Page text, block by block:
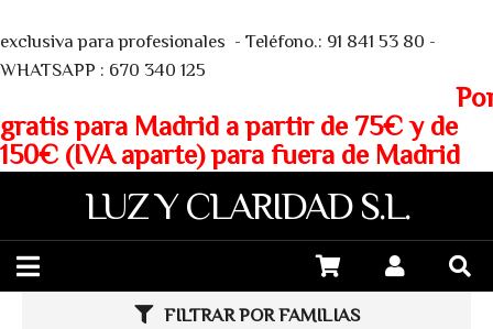
exclusiva para profesionales - Teléfono.: 91 841 53 80 -
WHATSAPP : 670 340 125
gratis para Madrid a partir de 75€ y de
150€ (IVA aparte) para fuera de Madrid
LUZ Y CLARIDAD S.L.
FILTRAR POR FAMILIAS